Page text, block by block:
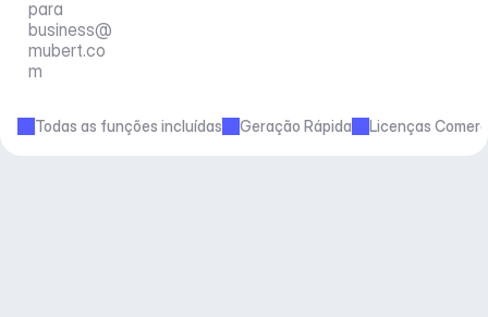
business@
mubert.co
m
Todas as funções incluídas Geração Rápida Licenças